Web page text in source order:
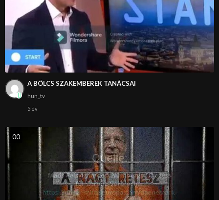
A BÖLCS SZAKEMBEREK TANÁCSAI
hun_tv
5 év
00